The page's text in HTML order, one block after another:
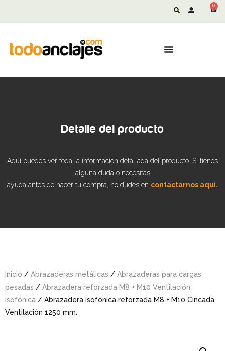
0
Detalle del producto
Aquí puedes ver toda la información detallada del producto. Si tienes
alguna duda o necesitas
ayuda antes de hacer tu compra, no dudes en contactarnos aquí.
Inicio / Abrazaderas metálicas / Abrazaderas para cargas
pesadas / Abrazadera reforzada M8 + M10 Ventilación
Isofónica / Abrazadera isofónica reforzada M8 + M10 Cincada
Ventilación 1250 mm.